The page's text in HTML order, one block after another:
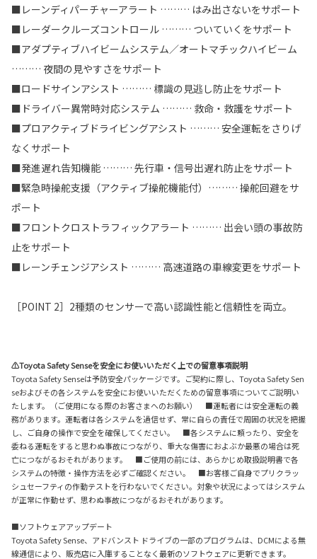
■レーンディパーチャーアラート ……… はみ出さないをサポート
■レーダークルーズコントロール ……… ついていくをサポート
■アダプティブハイビームシステム／オートマチックハイビーム
……… 夜間の見やすさをサポート
■ロードサインアシスト ……… 標識の見逃し防止をサポート
■ドライバー異常時対応システム ……… 救命・救護をサポート
■プロアクティブドライビングアシスト ……… 安全運転をさりげ
なくサポート
■発進遅れ告知機能 ……… 先行車・信号出遅れ防止をサポート
■緊急時操舵支援（アクティブ操舵機能付）……… 操舵回避をサ
ポート
■フロントクロストラフィックアラート ……… 出会い頭の事故防
止をサポート
■レーンチェンジアシスト ……… 高速道路の車線変更をサポート
［POINT 2］2種類のセンサーで高い認識性能と信頼性を両立。
⚠Toyota Safety Senseを安全にお使いいただく上での留意事項説明
Toyota Safety Senseは予防安全パッケージです。ご契約に際し、Toyota Safety Sen
seおよびその各システムを安全にお使いいただくための留意事項についてご説明い
たします。（ご使用になる際のお客さまへのお願い） ■運転者には安全運転の義
務があります。運転者は各システムを過信せず、常に自らの責任で周囲の状況を把握
し、ご自身の操作で安全を確保してください。 ■各システムに頼ったり、安全を
委ねる運転をすると思わぬ事故につながり、重大な傷害におよぶか最悪の場合は死
亡につながるおそれがあります。 ■ご使用の前には、あらかじめ取扱説明書で各
システムの特徴・操作方法を必ずご確認ください。 ■お客様ご自身でプリクラッ
シュセーフティの作動テストを行わないでください。対象や状況によってはシステム
が正常に作動せず、思わぬ事故につながるおそれがあります。
■ソフトウェアアップデート
Toyota Safety Sense、アドバンスト ドライブの一部のプログラムは、DCMによる無
線通信により、販売店に入庫することなく最新のソフトウェアに更新できます。